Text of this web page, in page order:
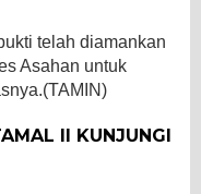
telah diamankan
Asahan untuk
II KUNJUNGI